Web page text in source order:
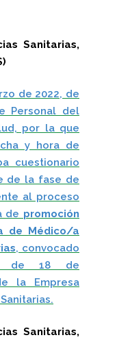
Sanitarias,
de 2022, de
Personal del
por la que
y hora de
cuestionario
de la fase de
al proceso
de promoción
de Médico/a
, convocado
de 18 de
la Empresa
Sanitarias,